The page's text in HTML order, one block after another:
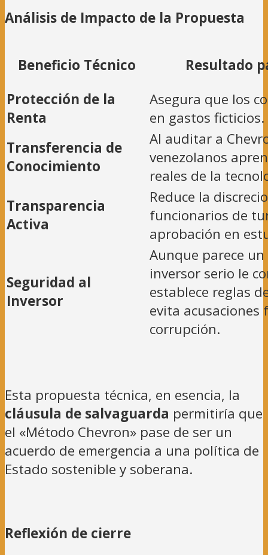
Análisis de Impacto de la Propuesta
Beneficio Técnico
Resultado
Protección de la
Renta
Asegura que los
en gastos ficticios.
Transferencia de
Conocimiento
Al auditar a
venezolanos
reales de la
Transparencia
Activa
Reduce la
funcionarios de
aprobación en
Seguridad al
Inversor
Aunque parece
inversor serio le
establece reglas
evita acusaciones
corrupción.
Esta propuesta técnica, en esencia, la
cláusula de salvaguarda permitiría que
el «Método Chevron» pase de ser un
acuerdo de emergencia a una política de
Estado sostenible y soberana.
Reflexión de cierre